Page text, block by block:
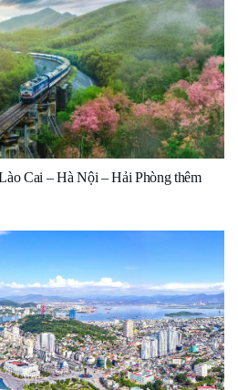
Cai – Hà Nội – Hải Phòng thêm